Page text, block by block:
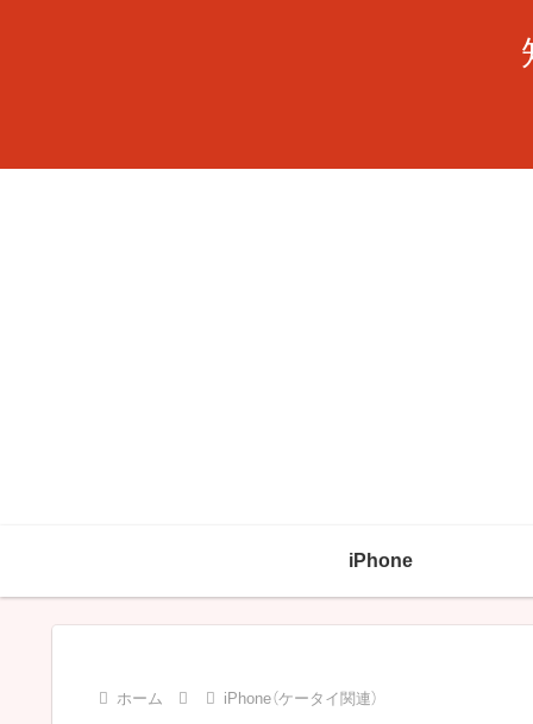
iPhone
ホーム iPhone（ケータイ関連）